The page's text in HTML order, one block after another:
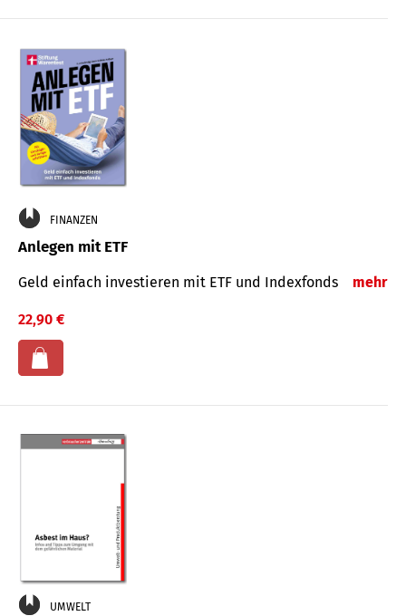
FINANZEN
Anlegen mit ETF
Geld einfach investieren mit ETF und Indexfonds mehr
22,90 €
UMWELT